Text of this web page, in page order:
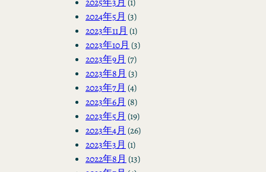
2024年5月 (3)
2023年11月 (1)
2023年10月 (3)
2023年9月 (7)
2023年8月 (3)
2023年7月 (4)
2023年6月 (8)
2023年5月 (19)
2023年4月 (26)
2023年3月 (1)
2022年8月 (13)